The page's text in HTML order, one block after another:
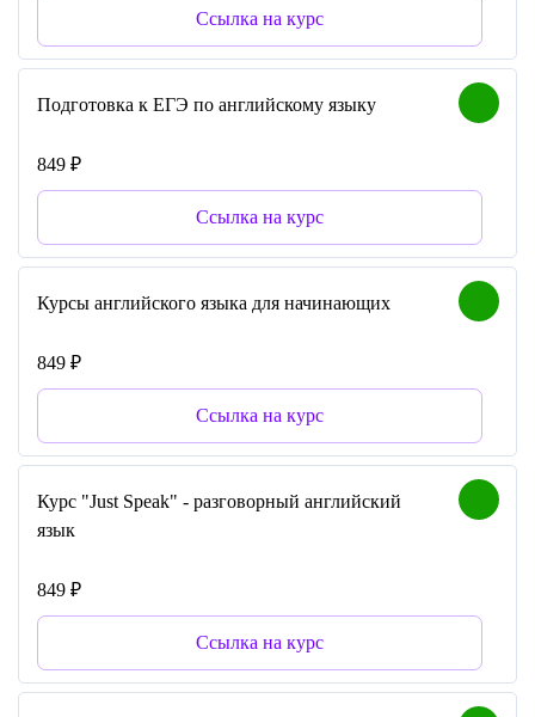
Ссылка на курс
Подготовка к ЕГЭ по английскому языку
849 ₽
Ссылка на курс
Курсы английского языка для начинающих
849 ₽
Ссылка на курс
Курс "Just Speak" - разговорный английский
язык
849 ₽
Ссылка на курс